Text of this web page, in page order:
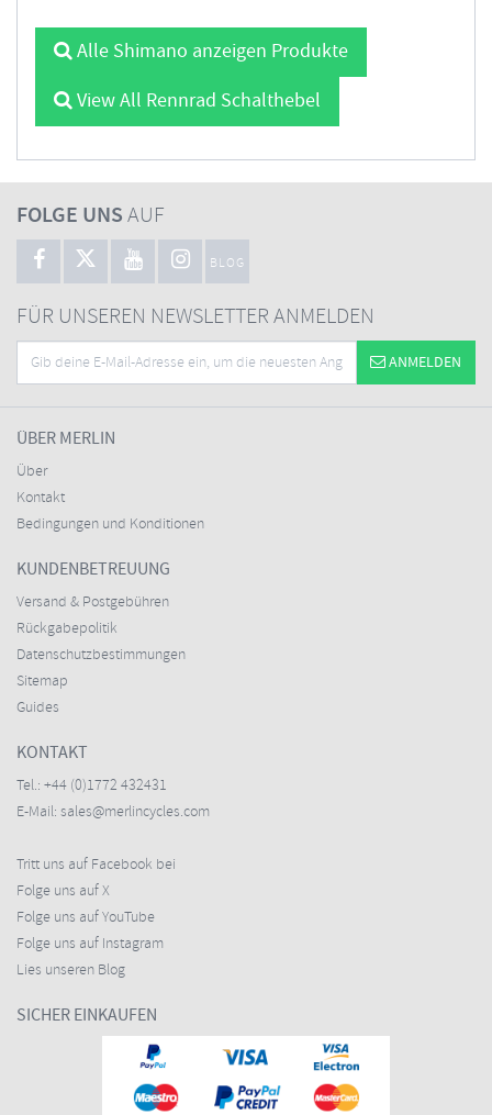
Alle Shimano anzeigen Produkte
View All Rennrad Schalthebel
FOLGE UNSAUF
BLOG
FÜR UNSEREN NEWSLETTER ANMELDEN
ANMELDEN
ÜBER MERLIN
Über
Kontakt
Bedingungen und Konditionen
KUNDENBETREUUNG
Versand & Postgebühren
Rückgabepolitik
Datenschutzbestimmungen
Sitemap
Guides
KONTAKT
Tel.: +44 (0)1772 432431
E-Mail: sales@merlincycles.com
Tritt uns auf Facebook bei
Folge uns auf X
Folge uns auf YouTube
Folge uns auf Instagram
Lies unseren Blog
SICHER EINKAUFEN